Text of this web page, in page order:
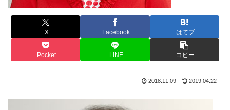
X Facebook はてブ
Pocket LINE コピー
2018.11.09 2019.04.22